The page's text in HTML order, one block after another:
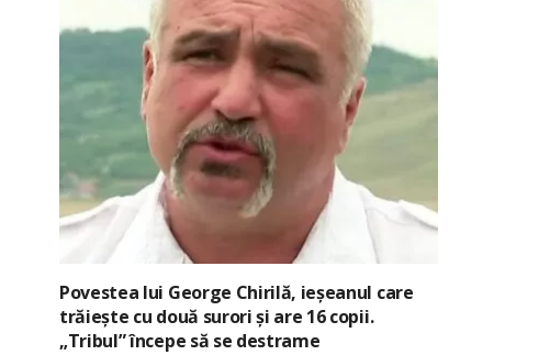
Povestea lui George Chirilă, ieșeanul care
trăiește cu două surori și are 16 copii.
„Tribul” începe să se destrame